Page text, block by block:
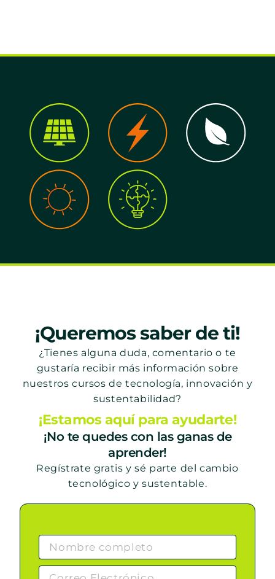
¡Queremos saber de ti!
¿Tienes alguna duda, comentario o te
gustaría recibir más información sobre
nuestros cursos de tecnología, innovación y
sustentabilidad?
¡Estamos aquí para ayudarte!
¡No te quedes con las ganas de
aprender!
Regístrate gratis y sé parte del cambio
tecnológico y sustentable.